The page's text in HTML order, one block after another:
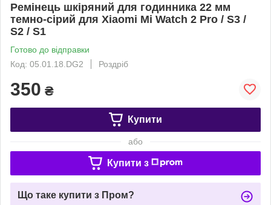
Ремінець шкіряний для годинника 22 мм
темно-сірий для Xiaomi Mi Watch 2 Pro / S3 /
S2 / S1
Готово до відправки
Код: 05.01.18.DG2
Роздріб
350 ₴
Купити
або
Купити з
Що таке купити з Пром?